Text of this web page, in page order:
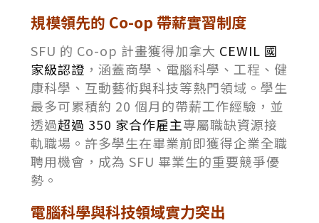
規模領先的 Co-op 帶薪實習制度
SFU 的 Co-op 計畫獲得加拿大 CEWIL 國
家級認證 ，涵蓋商學、電腦科學、工程、健
康科學、互動藝術與科技等熱門領域。學生
最多可累積約 20 個月的帶薪工作經驗，並
透過超過 350 家合作雇主專屬職缺資源接
軌職場。許多學生在畢業前即獲得企業全職
聘用機會，成為 SFU 畢業生的重要競爭優
勢。
電腦科學與科技領域實力突出